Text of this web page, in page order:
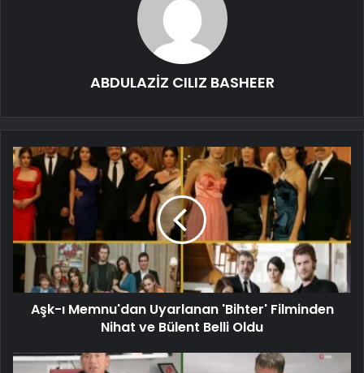
ABDULAZİZ CILIZ BASHEER
Aşk-ı Memnu'dan Uyarlanan 'Bihter' Filminden
Nihat ve Bülent Belli Oldu